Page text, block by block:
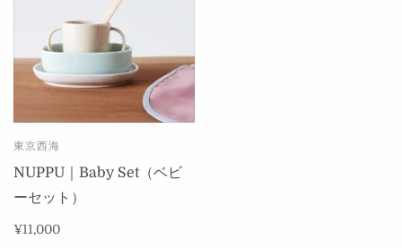
東京西海
NUPPU｜Baby Set（ベビ
ーセット）
¥11,000